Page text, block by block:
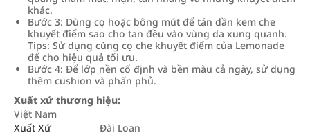
khác.
Bước 3: Dùng cọ hoặc bông mút để tán dần kem che
khuyết điểm sao cho tan đều vào vùng da xung quanh.
Tips: Sử dụng cùng cọ che khuyết điểm của Lemonade
để cho hiệu quả tối ưu.
Bước 4: Để lớp nền cố định và bền màu cả ngày, sử dụng
thêm cushion và phấn phủ.
Xuất xứ thương hiệu:
Việt Nam
Xuất Xứ
Đài Loan